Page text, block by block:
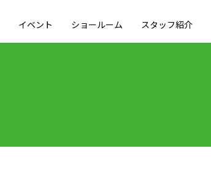
イベント ショールーム スタッフ紹介